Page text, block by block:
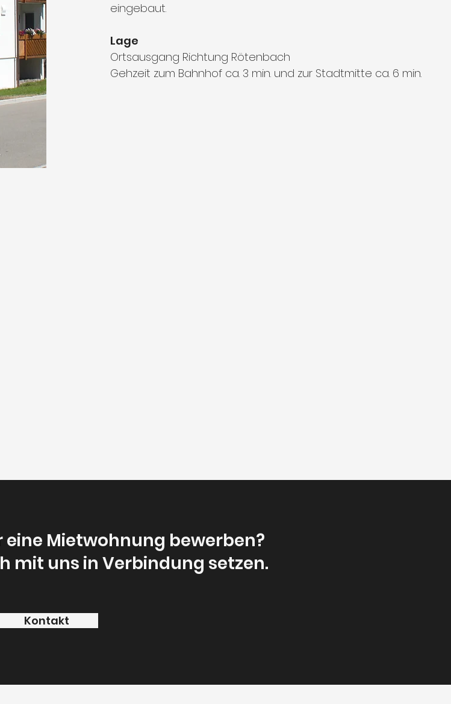
eingebaut.
Lage
Ortsausgang Richtung Rötenbach
Gehzeit zum Bahnhof ca. 3 min. und zur Stadtmitte ca. 6 min.
Mietwohnung bewerben?
mit uns in Verbindung setzen.
Kontakt